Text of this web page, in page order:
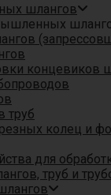
шлангов
концевиков
труб
колец и
для
труб и